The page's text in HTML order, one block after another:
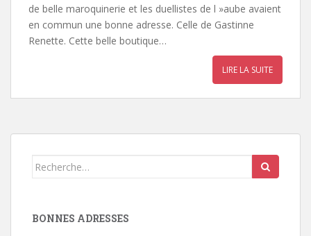
de belle maroquinerie et les duellistes de l »aube avaient
en commun une bonne adresse. Celle de Gastinne
Renette. Cette belle boutique…
LIRE LA SUITE
Search
BONNES ADRESSES